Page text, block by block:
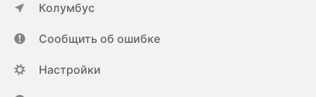
Колумбус
Сообщить об ошибке
Настройки